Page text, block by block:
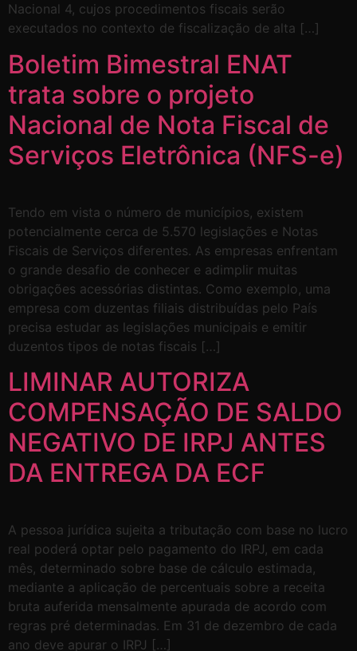
Nacional 4, cujos procedimentos fiscais serão
executados no contexto de fiscalização de alta […]
Boletim Bimestral ENAT
trata sobre o projeto
Nacional de Nota Fiscal de
Serviços Eletrônica (NFS-e)
Tendo em vista o número de municípios, existem
potencialmente cerca de 5.570 legislações e Notas
Fiscais de Serviços diferentes. As empresas enfrentam
o grande desafio de conhecer e adimplir muitas
obrigações acessórias distintas. Como exemplo, uma
empresa com duzentas filiais distribuídas pelo País
precisa estudar as legislações municipais e emitir
duzentos tipos de notas fiscais […]
LIMINAR AUTORIZA
COMPENSAÇÃO DE SALDO
NEGATIVO DE IRPJ ANTES
DA ENTREGA DA ECF
A pessoa jurídica sujeita a tributação com base no lucro
real poderá optar pelo pagamento do IRPJ, em cada
mês, determinado sobre base de cálculo estimada,
mediante a aplicação de percentuais sobre a receita
bruta auferida mensalmente apurada de acordo com
regras pré determinadas. Em 31 de dezembro de cada
ano deve apurar o IRPJ […]